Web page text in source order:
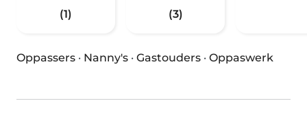
(1) (3)
Oppassers · Nanny's · Gastouders · Oppaswerk